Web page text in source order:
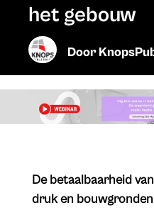
het gebouw
Door
De betaalbaarheid
druk en